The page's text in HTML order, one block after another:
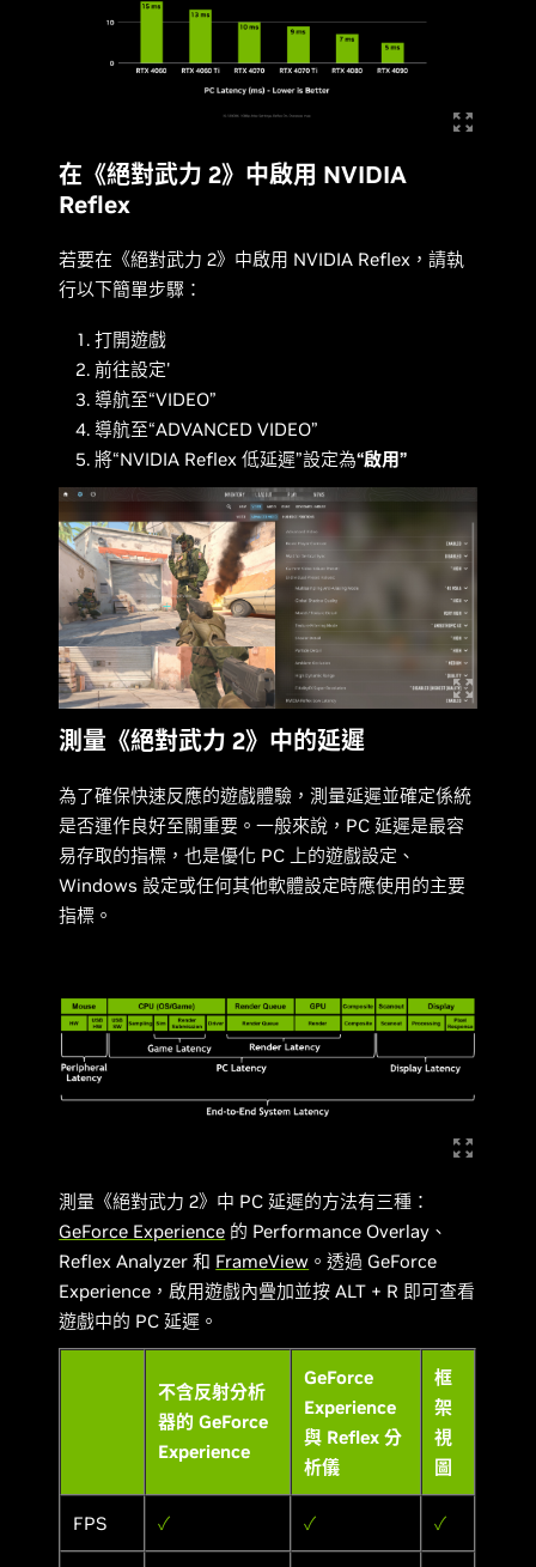
在《絕對武力 2》中啟用 NVIDIA
Reflex
若要在《絕對武力 2》中啟用 NVIDIA Reflex，請​​執
行以下簡單步驟：
打開遊戲
前往設定'
導航至“VIDEO”
導航至“ADVANCED VIDEO”
將“NVIDIA Reflex 低延遲”設定為“啟用”
測量《絕對武力 2》中的延遲
為了確保快速反應的遊戲體驗，測量延遲並確定係統
是否運作良好至關重要。一般來說，PC 延遲是最容
易存取的指標，也是優化 PC 上的遊戲設定、
Windows 設定或任何其他軟體設定時應使用的主要
指標。
測量《絕對武力 2》中 PC 延遲的方法有三種：
GeForce Experience 的 Performance Overlay、
Reflex Analyzer 和 FrameView 。透過 GeForce
Experience，啟用遊戲內疊加並按 ALT + R 即可查看
遊戲中的 PC 延遲。
不含反射分析
器的 GeForce
Experience
GeForce
Experience
與 Reflex 分
析儀
框
架
視
圖
FPS ✓ ✓ ✓